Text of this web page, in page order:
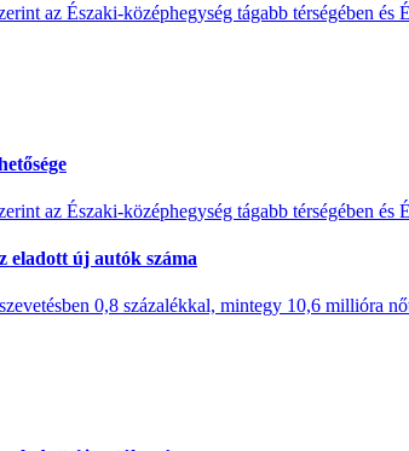
az Északi-középhegység tágabb térségében
az Északi-középhegység tágabb térségében
eladott új autók száma
0,8 százalékkal, mintegy 10,6 millióra